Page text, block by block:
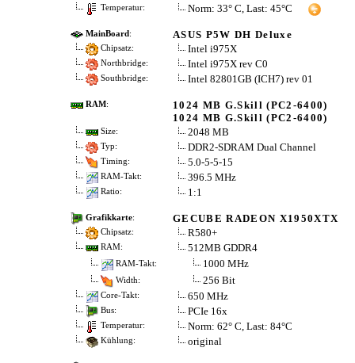
Temperatur: Norm: 33° C, Last: 45°C
MainBoard: ASUS P5W DH Deluxe
Chipsatz: Intel i975X
Northbridge: Intel i975X rev C0
Southbridge: Intel 82801GB (ICH7) rev 01
RAM:
1024 MB G.Skill (PC2-6400)
1024 MB G.Skill (PC2-6400)
Size: 2048 MB
Typ: DDR2-SDRAM Dual Channel
Timing: 5.0-5-5-15
RAM-Takt: 396.5 MHz
Ratio: 1:1
Grafikkarte: GECUBE RADEON X1950XTX
Chipsatz: R580+
RAM: 512MB GDDR4
RAM-Takt: 1000 MHz
Width: 256 Bit
Core-Takt: 650 MHz
Bus: PCIe 16x
Temperatur: Norm: 62° C, Last: 84°C
Kühlung: original